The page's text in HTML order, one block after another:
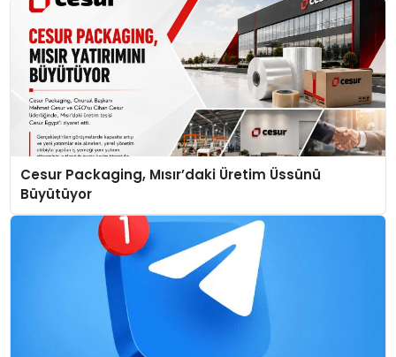
Cesur Packaging, Mısır’daki Üretim Üssünü
Büyütüyor